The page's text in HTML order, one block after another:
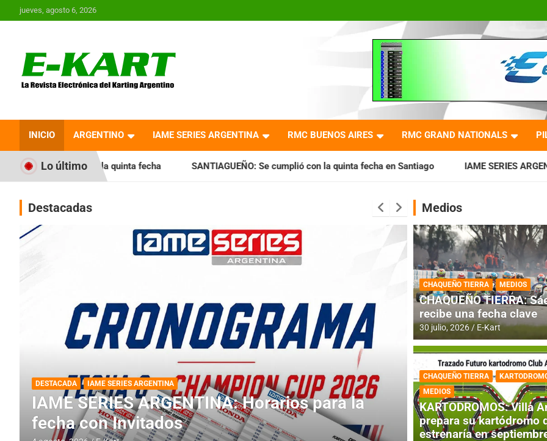
Saltar
al
jueves, agosto 6, 2026
Revista Electrónica del
Karting en Argentina
INICIO ARGENTINO IAME SERIES ARGENTINA RMC BUENOS AIRES RMC GRAND NATIONALS
Lo último
la quinta fecha SANTIAGUEÑO: Se cumplió con la quinta fecha en Santiago IAME SERIES ARGENTINA: Horarios para
Destacadas
DESTACADA INFORME CENTRAL RMC BUENOS AIRES
RMC BUENOS AIRES: Cerró una jornada
histórica en Baradero
DESTACADA IAME SERIES
IAME SERIES
fecha con
Medios
CHAQUEÑO TIERRA MEDIOS
CHAQUEÑO TIERRA:
recibe una fecha clave
30 julio, 2026 E-Kart
CHAQUEÑO TIERRA
MEDIOS
KARTODROMOS: Villa
prepara su kartódromo
estrenaría en